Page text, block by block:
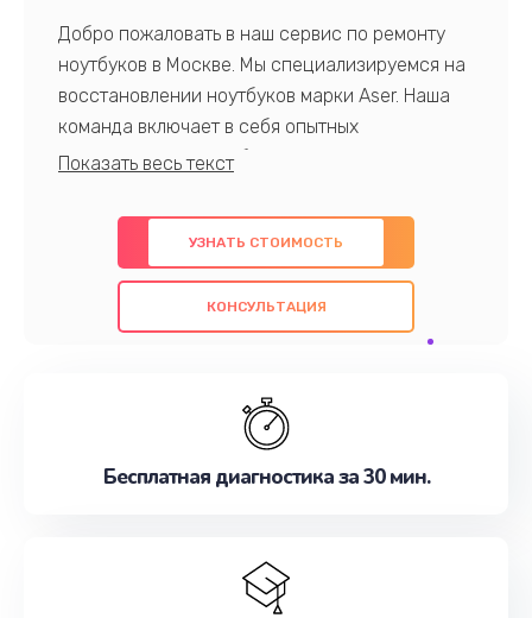
Добро пожаловать в наш сервис по ремонту
ноутбуков в Москве. Мы специализируемся на
восстановлении ноутбуков марки Aser. Наша
команда включает в себя опытных
профессионалов с обширными знаниями и
предлагаем быстрый и качественный ремонт с
использованием оригинальных компонентов, а
также гарантируем качество всех
проведенных работ. Наша цель - предоставить
наилучшим образом. Не медлите записаться на
УЗНАТЬ СТОИМОСТЬ
КОНСУЛЬТАЦИЯ
Бесплатная диагностика за 30 мин.